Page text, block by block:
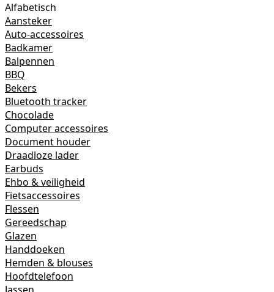
Alfabetisch
Aansteker
Auto-accessoires
Badkamer
Balpennen
BBQ
Bekers
Bluetooth tracker
Chocolade
Computer accessoires
Document houder
Draadloze lader
Earbuds
Ehbo & veiligheid
Fietsaccessoires
Flessen
Gereedschap
Glazen
Handdoeken
Hemden & blouses
Hoofdtelefoon